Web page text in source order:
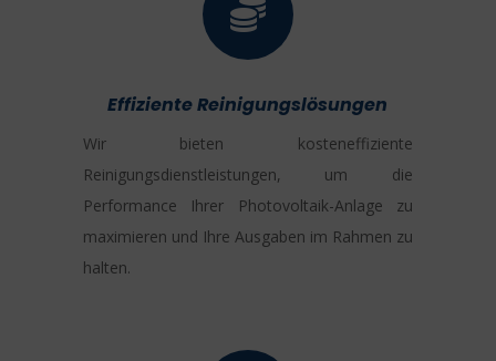

Effiziente Reinigungslösungen
Wir bieten kosteneffiziente
Reinigungsdienstleistungen, um die
Performance Ihrer Photovoltaik-Anlage zu
maximieren und Ihre Ausgaben im Rahmen zu
halten.